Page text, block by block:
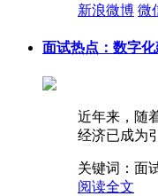
新浪微博 微
面试热点：数字
近年来，随
经济已成为
关键词： 面
阅读全文